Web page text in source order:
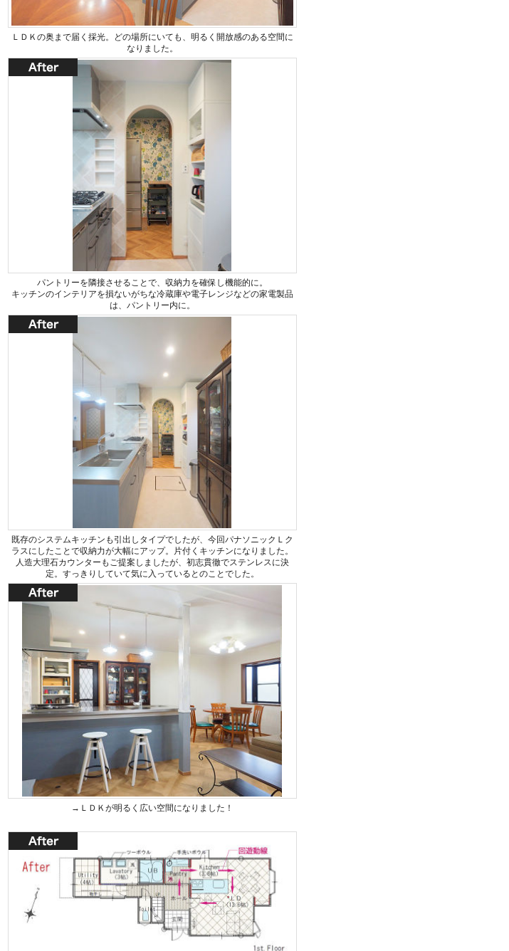
ＬＤＫの奥まで届く採光。どの場所にいても、明るく開放感のある空間に
なりました。
パントリーを隣接させることで、収納力を確保し機能的に。
キッチンのインテリアを損ないがちな冷蔵庫や電子レンジなどの家電製品
は、パントリー内に。
既存のシステムキッチンも引出しタイプでしたが、今回パナソニックＬク
ラスにしたことで収納力が大幅にアップ。片付くキッチンになりました。
人造大理石カウンターもご提案しましたが、初志貫徹でステンレスに決
定。すっきりしていて気に入っているとのことでした。
→ＬＤＫが明るく広い空間になりました！